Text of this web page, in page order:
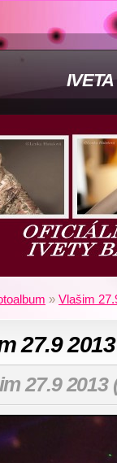
» Vlašim
27.9 2013
27.9 2013